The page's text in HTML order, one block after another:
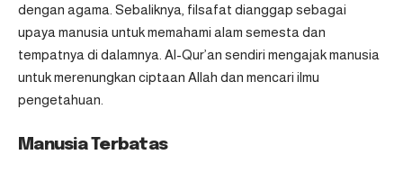
dengan agama. Sebaliknya, filsafat dianggap sebagai
upaya manusia untuk memahami alam semesta dan
tempatnya di dalamnya. Al-Qur’an sendiri mengajak manusia
untuk merenungkan ciptaan Allah dan mencari ilmu
pengetahuan.
Manusia Terbatas